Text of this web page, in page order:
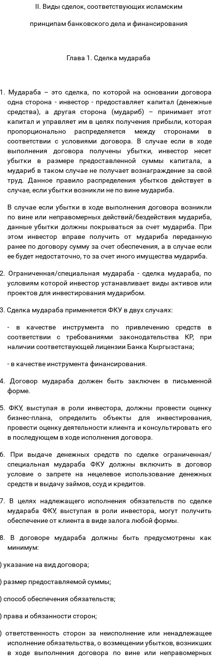
II. Виды сделок, соответствующих исламским
принципам банковского дела и финансирования
Глава 1. Сделка мудараба
Мудараба – это сделка, по которой на основании договора
одна сторона - инвестор - предоставляет капитал (денежные
средства), а другая сторона (мудариб) – принимает этот
капитал и управляет им в целях получения прибыли, которая
пропорционально распределяется между сторонами в
соответствии с условиями договора. В случае если в ходе
выполнения договора получены убытки, инвестор несет
убытки в размере предоставленной суммы капитала, а
мудариб в таком случае не получает вознаграждение за свой
труд. Данное правило распределения убытков действует в
случае, если убытки возникли не по вине мудариба.
В случае если убытки в ходе выполнения договора возникли
по вине или неправомерных действий/бездействия мудариба,
данные убытки должны покрываться за счет мудариба. При
этом инвестор вправе получить от мудариба переданную
ранее по договору сумму за счет обеспечения, а в случае если
ее будет недостаточно, то за счет иного имущества мудариба.
Ограниченная/специальная мудараба - сделка мудараба, по
условиям которой инвестор устанавливает виды активов или
проектов для инвестирования мударибом.
Сделка мудараба применяется ФКУ в двух случаях:
- в качестве инструмента по привлечению средств в
соответствии с требованиями законодательства КР, при
наличии соответствующей лицензии Банка Кыргызстана;
- в качестве инструмента финансирования.
Договор мудараба должен быть заключен в письменной
форме.
ФКУ, выступая в роли инвестора, должны провести оценку
бизнес-плана, определить объекты для инвестирования,
провести оценку деятельности клиента и консультировать его
в последующем в ходе исполнения договора.
При выдаче денежных средств по сделке ограниченная/
специальная мудараба ФКУ должны включить в договор
условие о запрете на нецелевое использование денежных
средств и выдачу займов, ссуд и кредитов.
В целях надлежащего исполнения обязательств по сделке
мудараба ФКУ, выступая в роли инвестора, могут получить
обеспечение от клиента в виде залога любой формы.
В договоре мудараба должны быть предусмотрены как
минимум:
указание на вид договора;
размер предоставляемой суммы;
способ обеспечения обязательств;
права и обязанности сторон;
ответственность сторон за неисполнение или ненадлежащее
исполнение обязательства, о возмещении убытков, возникших
в ходе выполнения договора по вине или неправомерных